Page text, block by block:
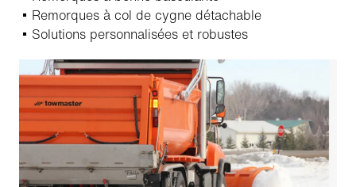
Remorques à col de cygne détachable
Solutions personnalisées et robustes